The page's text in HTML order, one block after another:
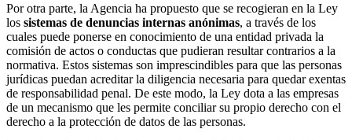
Por otra parte, la Agencia ha propuesto que se recogieran en la Ley
los sistemas de denuncias internas anónimas, a través de los
cuales puede ponerse en conocimiento de una entidad privada la
comisión de actos o conductas que pudieran resultar contrarios a la
normativa. Estos sistemas son imprescindibles para que las personas
jurídicas puedan acreditar la diligencia necesaria para quedar exentas
de responsabilidad penal. De este modo, la Ley dota a las empresas
de un mecanismo que les permite conciliar su propio derecho con el
derecho a la protección de datos de las personas.